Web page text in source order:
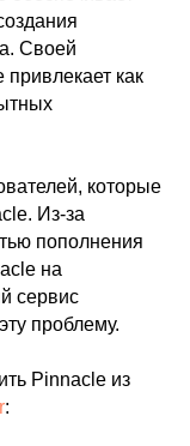
Своей
как
которые
Из-за
пополнения
на
сервис
проблему.
Pinnacle из
: